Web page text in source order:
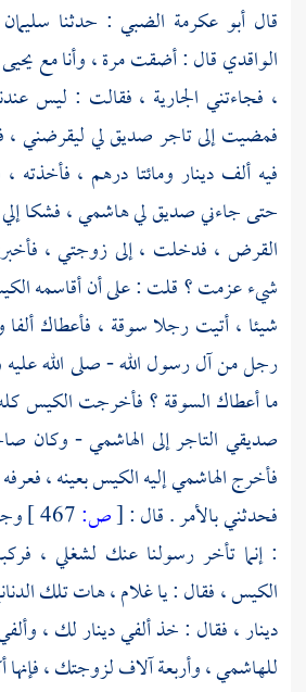
قال أبو عكرمة الضبي : حدثنا
الواقديقال : أضقت مرة ، وأنا مع
، فجاءتني الجارية ، فقالت : ليس
فمضيت إلى تاجر صديق لي ليقرضني ،
فيه ألف دينار ومائتا درهم ، فأخذته
حتى جاءني صديق لي هاشمي ، فشكا إلي
القرض ، فدخلت ، إلى زوجتي ،
شيء عزمت ؟ قلت : على أن أقاسمه
شيئا ، أتيت رجلا سوقة ، فأعطاك
رجل من آل رسول الله - صلى الله
ما أعطاك السوقة ؟ فأخرجت الكيس
صديقي التاجر إلى الهاشمي - وكان
فأخرج الهاشمي إليه الكيس بعينه ،
فحدثني بالأمر . قال :[ص:
: إنما تأخر رسولنا عنك لشغلي ،
الكيس ، فقال : يا غلام ، هات تلك
دينار ، فقال : خذ ألفي دينار لك ،
للهاشمي ، وأربعة آلاف لزوجتك ،